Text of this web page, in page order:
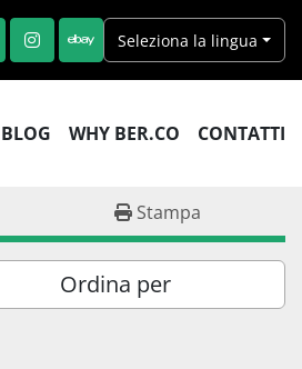
INSTAGRAM
EBAYSeleziona la lingua
BLOG WHY BER.CO CONTATTI
Stampa
Ordina per